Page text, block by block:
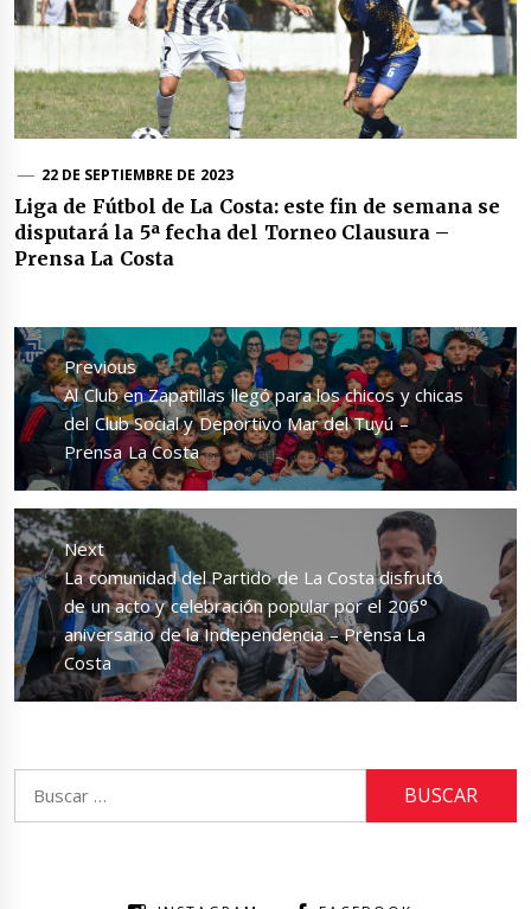
22 DE SEPTIEMBRE DE 2023
Liga de Fútbol de La Costa: este fin de semana se
disputará la 5ª fecha del Torneo Clausura –
Prensa La Costa
Navegación
de
entradas
Previous
Previous
post:
Al Club en Zapatillas llegó para los chicos y chicas
del Club Social y Deportivo Mar del Tuyú –
Prensa La Costa
Next
Next
post:
La comunidad del Partido de La Costa disfrutó
de un acto y celebración popular por el 206°
aniversario de la Independencia – Prensa La
Costa